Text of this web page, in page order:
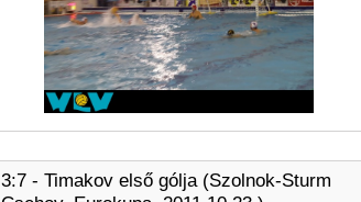
3:7 - Timakov első gólja (Szolnok-Sturm